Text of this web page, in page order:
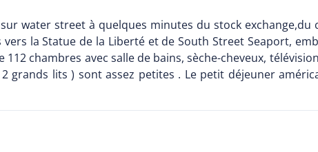
water street à quelques minutes du stock
la Statue de la Liberté et de South Street Seaport,
chambres avec salle de bains, sèche-cheveux,
grands lits ) sont assez petites . Le petit déjeuner